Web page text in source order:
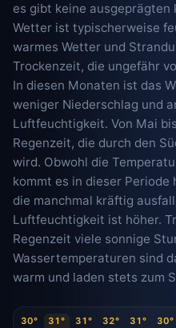
es gibt keine ausgeprägten
Wetter ist typischerweise
warmes Wetter und
Trockenzeit, die ungefähr
In diesen Monaten ist das
weniger Niederschlag und
Luftfeuchtigkeit. Von Mai
Regenzeit, die durch den
wird. Obwohl die
kommt es in dieser Periode
die manchmal kräftig
Luftfeuchtigkeit ist höher.
Regenzeit viele sonnige
Wassertemperaturen sind
warm und laden stets zum
30° 31° 31° 32° 31° 30°